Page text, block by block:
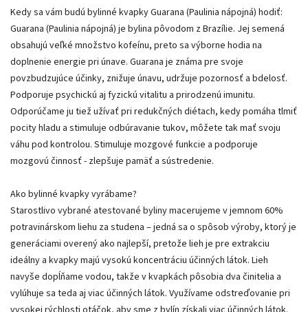
Kedy sa vám budú bylinné kvapky Guarana (Paulinia nápojná) hodiť:
Guarana (Paulinia nápojná) je bylina pôvodom z Brazílie. Jej semená
obsahujú veľké množstvo kofeínu, preto sa výborne hodia na
doplnenie energie pri únave. Guarana je známa pre svoje
povzbudzujúce účinky, znižuje únavu, udržuje pozornosť a bdelosť.
Podporuje psychickú aj fyzickú vitalitu a prirodzenú imunitu.
Odporúčame ju tiež užívať pri redukčných diétach, kedy pomáha tlmiť
pocity hladu a stimuluje odbúravanie tukov, môžete tak mať svoju
váhu pod kontrolou. Stimuluje mozgové funkcie a podporuje
mozgovú činnosť - zlepšuje pamäť a sústredenie.
Ako bylinné kvapky vyrábame?
Starostlivo vybrané atestované byliny macerujeme v jemnom 60%
potravinárskom liehu za studena – jedná sa o spôsob výroby, ktorý je
generáciami overený ako najlepší, pretože lieh je pre extrakciu
ideálny a kvapky majú vysokú koncentráciu účinných látok. Lieh
navyše dopĺňame vodou, takže v kvapkách pôsobia dva činitelia a
vylúhuje sa teda aj viac účinných látok. Využívame odstreďovanie pri